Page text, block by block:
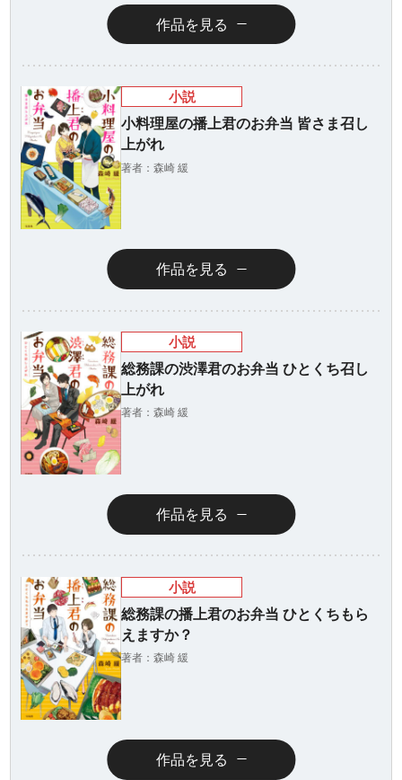
『魔法少女育成計画
restart』放送決定！
紙で復刊！
タジー、最終第10巻
好評発売中！
作品を見る
小説
小料理屋の播上君のお弁当 皆さま召し
上がれ
著者：森崎 緩
作品を見る
小説
総務課の渋澤君のお弁当 ひとくち召し
上がれ
著者：森崎 緩
作品を見る
小説
総務課の播上君のお弁当 ひとくちもら
えますか？
著者：森崎 緩
作品を見る